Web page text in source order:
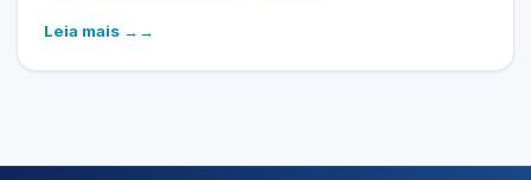
Leia mais →